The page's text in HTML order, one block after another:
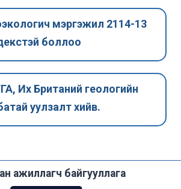
мэргэжил 2114-13
боллоо
Их Британий геологийн
уулзалт хийв.
ажиллагч байгууллага